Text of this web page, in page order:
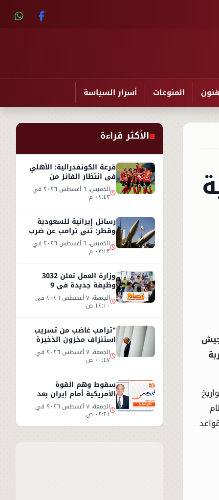
المنوعات أسرار السياسة
الأكثر قراءة
قرعة الكونفدرالية: الأهلي
في انتظار الفائز من
مقديشو سيتي وكيتاراالخميس، ٦ أغسطس ٢٠٢٦ في
٠٢:٤٣ م
رسائل إيرانية للسعودية
وقطر: ثني ترامب عن ضرب
إيران أو سنرد على الخليج
الخميس، ٦ أغسطس ٢٠٢٦ في
٠٣:١٣ م
وزارة العمل تعلن 3032
وظيفة جديدة في 9
محافظات مصرية الجمعة، ٧ أغسطس ٢٠٢٦ في
١٢:١٠ ص
"ترامب غاضب من تسريب
استنزاف مخزون الذخيرة
الأمريكية" الجمعة، ٧ أغسطس ٢٠٢٦ في
٠١:٤٧ ص
سقوط وهم القوة
الأمريكية أمام إيران بعد
تسريبات السلاح" الجمعة، ٧ أغسطس ٢٠٢٦ في
٠٢:٢١ ص